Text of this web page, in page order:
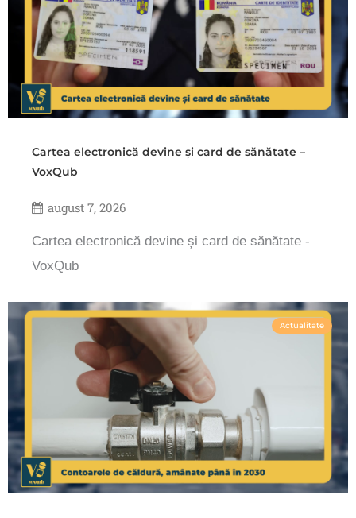
Cartea electronică devine și card de sănătate –
VoxQub
august 7, 2026
Cartea electronică devine și card de sănătate -
VoxQub
Actualitate